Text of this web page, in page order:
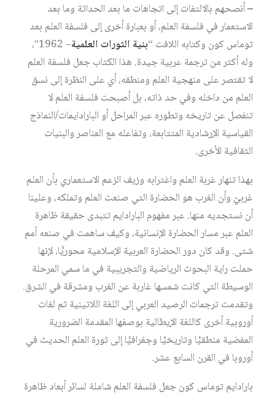
–أنصحهم بالالتفات إلى اتجاهات ما بعد الحداثة وما بعد
الاستعمار في فلسفة العلم، أو بعبارة أخرى إلى فلسفة العلم بعد
توماس كون وكتابه اللافت “بنية الثورات العلمية
– 1962″،
وله أكثر من ترجمة عربية جيدة. هذا الكتاب جعل فلسفة العلم
لا تقتصر على منهجية العلم ومنطقه، أي على النظرة إلى نسق
العلم من داخله وفي حد ذاته، بل أصبحت فلسفة العلم لا
تنفصل عن تاريخه وتطوره عبر المراحل أو البارادايمات/النماذج
القياسية الإرشادية المتتابعة، وتفاعله مع العناصر والبنيات
الثقافية الأخرى.
بهذا تنهار غربة العلم واغترابه وزيف الزعم الاستعماري بأن العلم
غربيّ وأن الغرب هو الحضارة التي صنعت العلم وتملكه، وعلينا
أن نستجديه منها. عبر مفهوم البارادايم تتبدى حقيقة ظاهرة
العلم عبر مسار الحضارة الإنسانية، وكيف ساهمت في صنعه أمم
شتى. وقد كان دور الحضارة العربية الإسلامية محوريًّا، لإنها
حملت راية البحوث الرياضية والتجريبية في ما سمي المرحلة
الوسيطة التي كانت شمسها غاربة عن الغرب ومشرقة في الشرق.
وتقدمت ترجمات الرصيد العربي إلى اللغة اللاتينية ثم لغات
أوروبية أخرى كاللغة الإيطالية بوصفها المقدمة الضرورية
المفضية منطقيًّا وتاريخيًّا وجغرافيًّا إلى ثورة العلم الحديث في
أوروبا في القرن السابع عشر.
بارادايم توماس كون جعل فلسفة العلم شاملة لسائر أبعاد ظاهرة